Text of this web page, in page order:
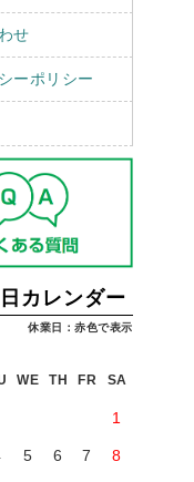
せ
ーポリシー
カレンダー
休業日：赤色で表示
WE TH FR SA
1
5 6 7 8